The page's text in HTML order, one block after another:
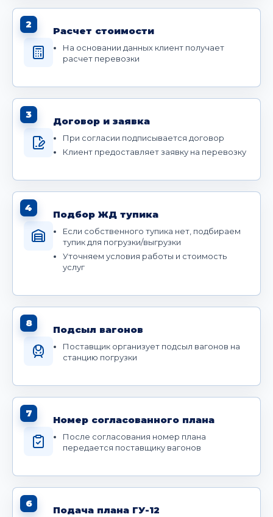
2
Расчет стоимости
На основании данных клиент получает
расчет перевозки
3
Договор и заявка
При согласии подписывается договор
Клиент предоставляет заявку на перевозку
4
Подбор ЖД тупика
Если собственного тупика нет, подбираем
тупик для погрузки/выгрузки
Уточняем условия работы и стоимость
услуг
8
Подсыл вагонов
Поставщик организует подсыл вагонов на
станцию погрузки
7
Номер согласованного плана
После согласования номер плана
передается поставщику вагонов
6
Подача плана ГУ-12